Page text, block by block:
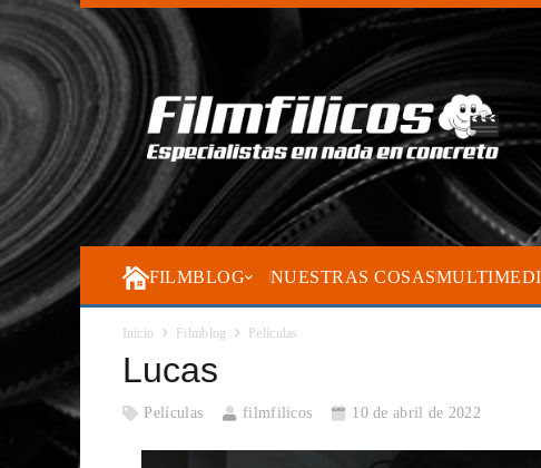
FILMBLOG NUESTRAS COSAS
Inicio Filmblog Películas
Lucas
Películas filmfilicos 10 de abril de 2022